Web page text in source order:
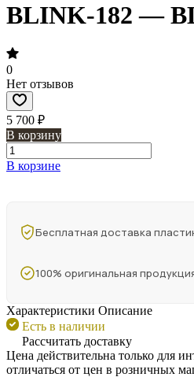
BLINK-182 —
0
Нет отзывов
5 700 ₽
В корзину
В корзине
Бесплатная доставка
100% оригинальная
Характеристики Описание
Есть в наличии
Рассчитать доставку
Цена действительна только для
отличаться от цен в розничных